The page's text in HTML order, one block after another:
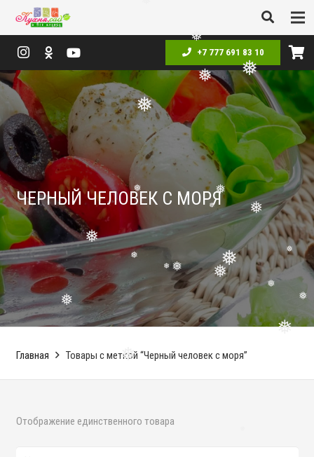
❅ ❅
❅
❅
❅
❅ ❅
❅
❅
❅
❅
❅
❅
❅
+7 777 691 83 10
ЧЕРНЫЙ ЧЕЛОВЕК С МОРЯ
Главная Товары с меткой “Черный человек с моря”
Отображение единственного товара